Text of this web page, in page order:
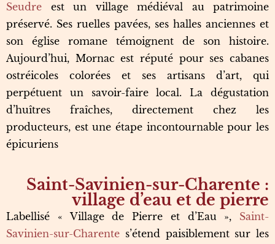
Seudre est un village médiéval au patrimoine
préservé. Ses ruelles pavées, ses halles anciennes et
son église romane témoignent de son histoire.
Aujourd’hui, Mornac est réputé pour ses cabanes
ostréicoles colorées et ses artisans d’art, qui
perpétuent un savoir-faire local. La dégustation
d’huîtres fraîches, directement chez les
producteurs, est une étape incontournable pour les
épicuriens
Saint-Savinien-sur-Charente :
village d’eau et de pierre
Labellisé « Village de Pierre et d’Eau », Saint-
Savinien-sur-Charente s’étend paisiblement sur les